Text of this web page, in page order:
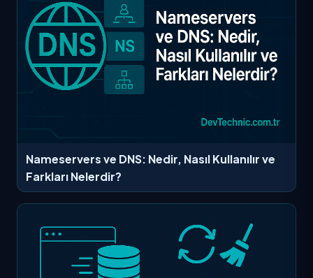
Nameservers ve DNS: Nedir, Nasıl Kullanılır ve
Farkları Nelerdir?